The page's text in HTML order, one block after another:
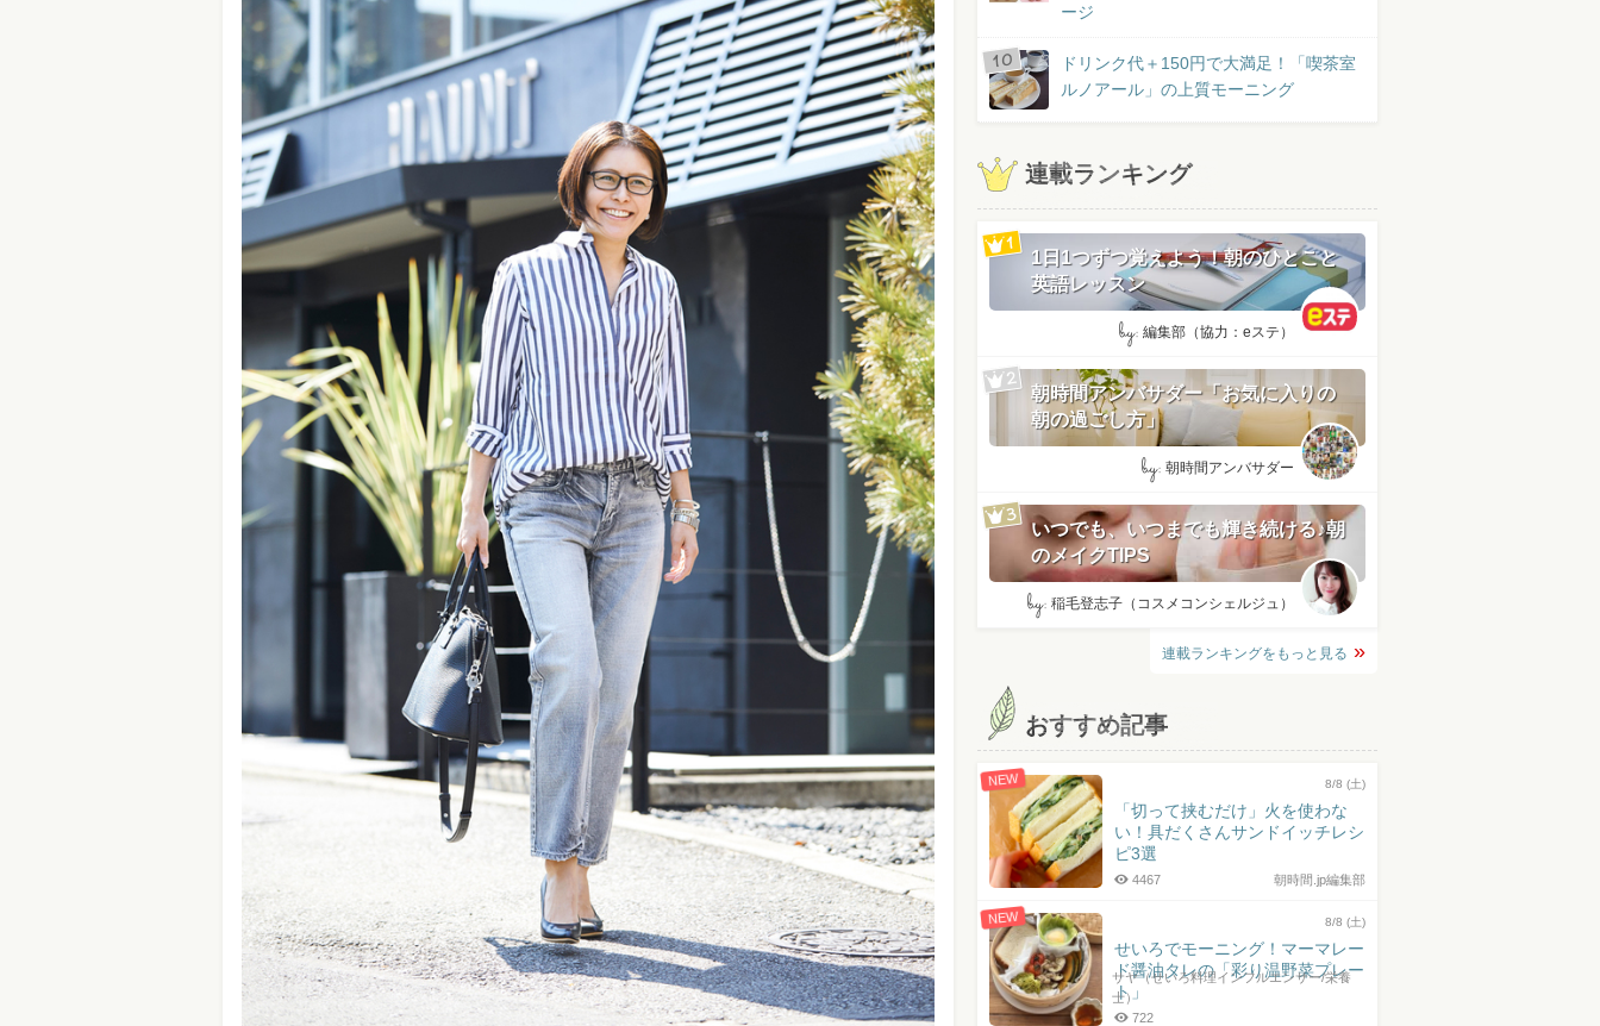
ージ
ドリンク代＋150円で大満足！「喫茶室
ルノアール」の上質モーニング
連載ランキング
1日1つずつ覚えよう！朝のひとこと
英語レッスン
by: 編集部（協力：eステ）
朝時間アンバサダー「お気に入りの
朝の過ごし方」
by: 朝時間アンバサダー
いつでも、いつまでも輝き続ける♪朝
のメイクTIPS
by: 稲毛登志子（コスメコンシェルジュ）
連載ランキングをもっと見る
おすすめ記事
NEW 8/8 (土)
「切って挟むだけ」火を使わな
い！具だくさんサンドイッチレシ
ピ3選
朝時間.jp編集部
4467
NEW 8/8 (土)
せいろでモーニング！マーマレー
ド醤油タレの「彩り温野菜プレー
ト」
サヤ（せいろ料理インフルエンサー/栄養
士）
722